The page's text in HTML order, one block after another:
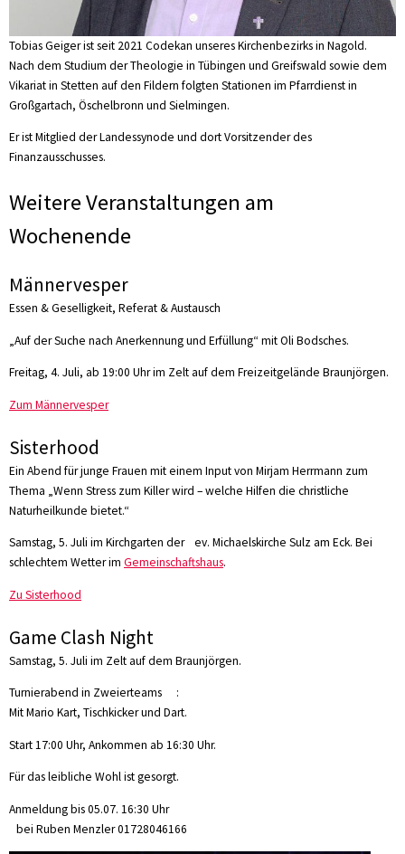
Tobias Geiger ist seit 2021 Codekan unseres Kirchenbezirks in Nagold.
Nach dem Studium der Theologie in Tübingen und Greifswald sowie dem
Vikariat in Stetten auf den Fildern folgten Stationen im Pfarrdienst in
Großgartach, Öschelbronn und Sielmingen.
Er ist Mitglied der Landessynode und dort Vorsitzender des
Finanzausschusses.
Weitere Veranstaltungen am
Wochenende
Männervesper
Essen & Geselligkeit, Referat & Austausch
„Auf der Suche nach Anerkennung und Erfüllung“ mit Oli Bodsches.
Freitag, 4. Juli, ab 19:00 Uhr im Zelt auf dem Freizeitgelände Braunjörgen.
Zum Männervesper
Sisterhood
Ein Abend für junge Frauen mit einem Input von Mirjam Herrmann zum
Thema „Wenn Stress zum Killer wird – welche Hilfen die christliche
Naturheilkunde bietet.“
Samstag, 5. Juli im Kirchgarten der ev. Michaelskirche Sulz am Eck. Bei
schlechtem Wetter im Gemeinschaftshaus.
Zu Sisterhood
Game Clash Night
Samstag, 5. Juli im Zelt auf dem Braunjörgen.
Turnierabend in Zweierteams :
Mit Mario Kart, Tischkicker und Dart.
Start 17:00 Uhr, Ankommen ab 16:30 Uhr.
Für das leibliche Wohl ist gesorgt.
Anmeldung bis 05.07. 16:30 Uhr
bei Ruben Menzler 01728046166